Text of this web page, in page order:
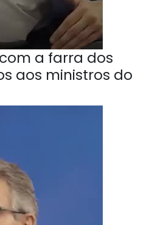
a farra dos
aos ministros do